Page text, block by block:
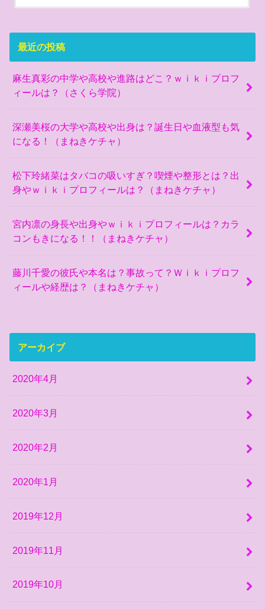
最近の投稿
麻生真彩の中学や高校や進路はどこ？ｗｉｋｉプロフ
ィールは？（さくら学院）
深瀬美桜の大学や高校や出身は？誕生日や血液型も気
になる！（まねきケチャ）
松下玲緒菜はタバコの吸いすぎ？喫煙や整形とは？出
身やｗｉｋｉプロフィールは？（まねきケチャ）
宮内凛の身長や出身やｗｉｋｉプロフィールは？カラ
コンもきになる！！（まねきケチャ）
藤川千愛の彼氏や本名は？事故って？Ｗｉｋｉプロフ
ィールや経歴は？（まねきケチャ）
アーカイブ
2020年4月
2020年3月
2020年2月
2020年1月
2019年12月
2019年11月
2019年10月